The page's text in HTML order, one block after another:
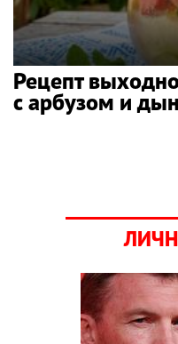
Рецепт
с арбузом и